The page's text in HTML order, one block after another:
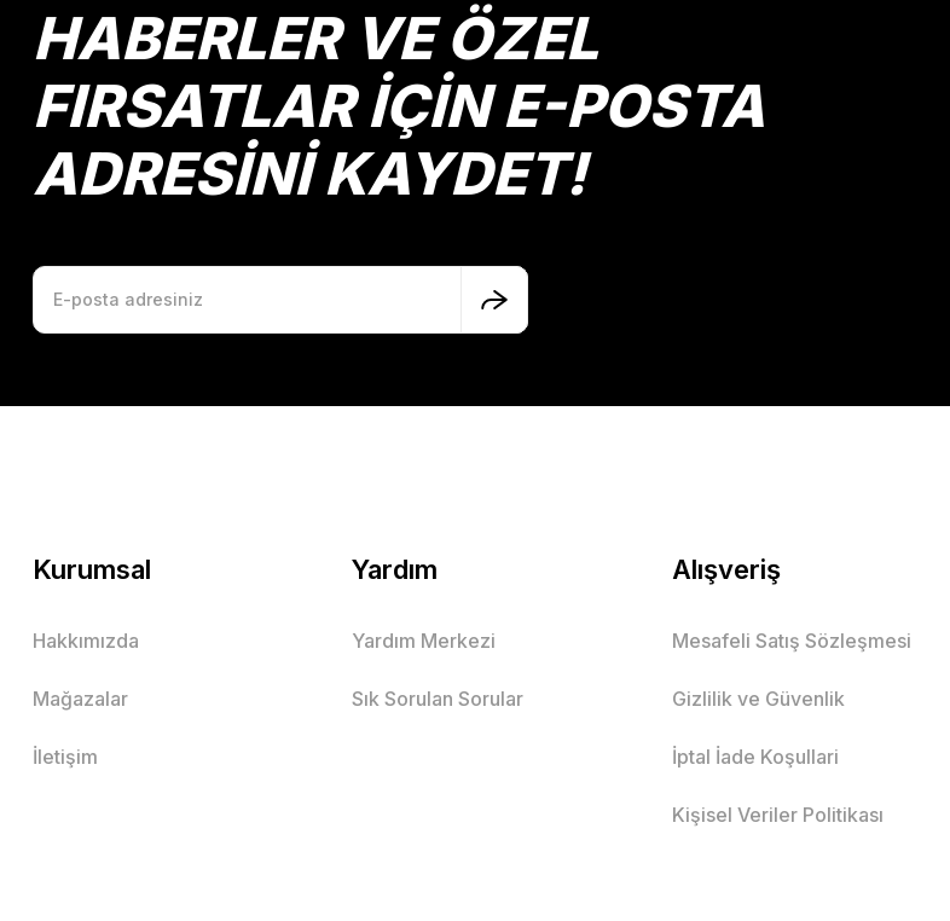
HABERLER VE ÖZEL
FIRSATLAR İÇİN E-POSTA
ADRESİNİ KAYDET!
Kurumsal
Hakkımızda
Mağazalar
İletişim
Yardım
Yardım Merkezi
Sık Sorulan Sorular
Alışveriş
Mesafeli Satış Sözleşmesi
Gizlilik ve Güvenlik
İptal İade Koşullari
Kişisel Veriler Politikası